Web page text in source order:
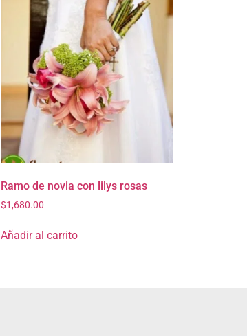
Ramo de novia con lilys rosas
$1,680.00
Añadir al carrito